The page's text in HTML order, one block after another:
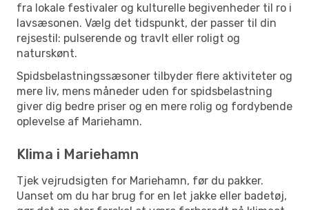
fra lokale festivaler og kulturelle begivenheder til ro i
lavsæsonen. Vælg det tidspunkt, der passer til din
rejsestil: pulserende og travlt eller roligt og
naturskønt.
Spidsbelastningssæsoner tilbyder flere aktiviteter og
mere liv, mens måneder uden for spidsbelastning
giver dig bedre priser og en mere rolig og fordybende
oplevelse af Mariehamn.
Klima i Mariehamn
Tjek vejrudsigten for Mariehamn, før du pakker.
Uanset om du har brug for en let jakke eller badetøj,